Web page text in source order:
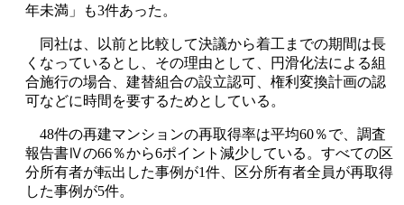
年未満」も3件あった。
同社は、以前と比較して決議から着工までの期間は長
くなっているとし、その理由として、円滑化法による組
合施行の場合、建替組合の設立認可、権利変換計画の認
可などに時間を要するためとしている。
48件の再建マンションの再取得率は平均60％で、調査
報告書Ⅳの66％から6ポイント減少している。すべての区
分所有者が転出した事例が1件、区分所有者全員が再取得
した事例が5件。